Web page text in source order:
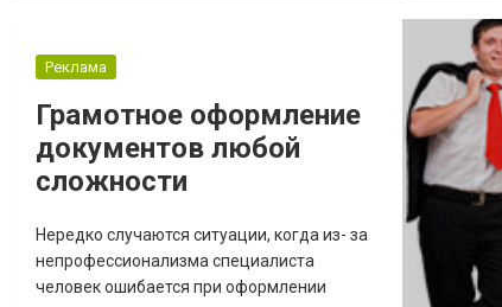
преимуществ найма профессиональных
Надежность Профессиональные грузчики
имеют специальные навыки и опыт. О...
Реклама
Грамотное оформление
документов любой
сложности
Нередко случаются ситуации, когда из- за
непрофессионализма специалиста
человек ошибается при оформлении